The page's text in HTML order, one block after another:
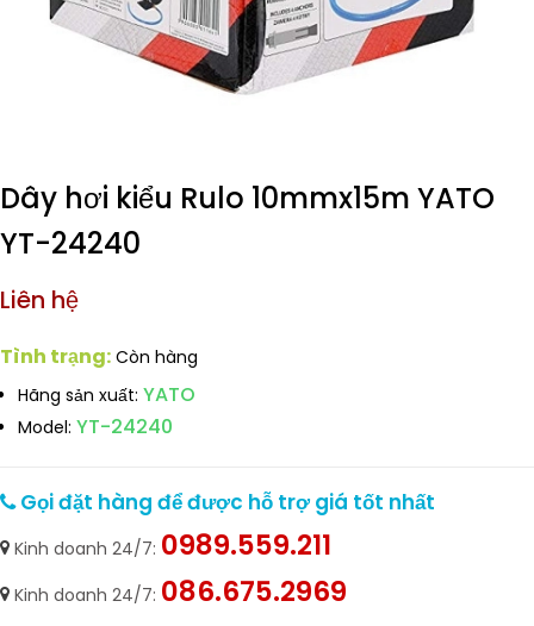
Dây hơi kiểu Rulo 10mmx15m YATO
YT-24240
Liên hệ
Tình trạng: Còn hàng
Hãng sản xuất: YATO
Model: YT-24240
Gọi đặt hàng để được hỗ trợ giá tốt nhất
Kinh doanh 24/7: 0989.559.211
Kinh doanh 24/7: 086.675.2969